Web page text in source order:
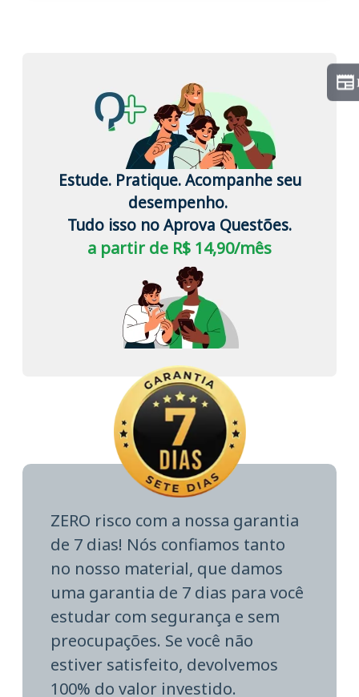
Estude. Pratique. Acompanhe seu
desempenho.
Tudo isso no Aprova Questões.
a partir de R$ 14,90/mês
ZERO risco com a nossa garantia
de 7 dias! Nós confiamos tanto
no nosso material, que damos
uma garantia de 7 dias para você
estudar com segurança e sem
preocupações. Se você não
estiver satisfeito, devolvemos
100% do valor investido.